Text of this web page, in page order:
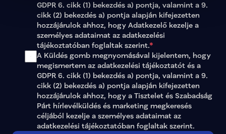
GDPR 6. cikk (1) bekezdés a) pontja, valamint a 9.
cikk (2) bekezdés a) pontja alapján kifejezetten
hozzájárulok ahhoz, hogy Adatkezelő kezelje a
személyes adataimat az adatkezelési
tájékoztatóban foglaltak szerint.*
A Küldés gomb megnyomásával kijelentem, hogy
megismertem az adatkezelési tájékoztatót és a
GDPR 6. cikk (1) bekezdés a) pontja, valamint a 9.
cikk (2) bekezdés a) pontja alapján kifejezetten
hozzájárulok ahhoz, hogy a Tisztelet és Szabadság
Párt hírlevélküldés és marketing megkeresés
adatkezelési tájékoztatóban foglaltak szerint.